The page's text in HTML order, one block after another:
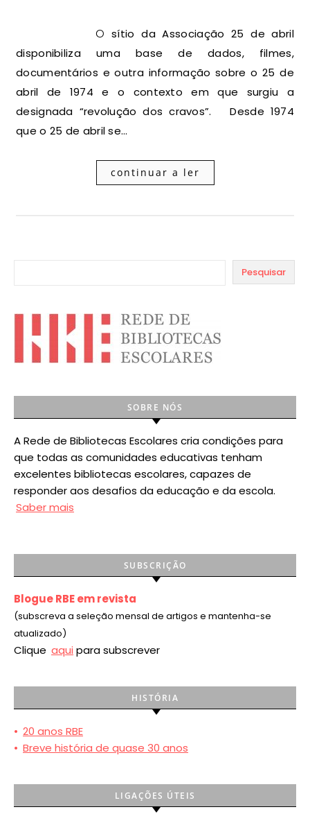
O sítio da Associação 25 de abril
disponibiliza uma base de dados, filmes,
documentários e outra informação sobre o 25 de
abril de 1974 e o contexto em que surgiu a
designada “revolução dos cravos”. Desde 1974
que o 25 de abril se…
continuar a ler
Pesquisar
SOBRE NÓS
A Rede de Bibliotecas Escolares cria condições para
que todas as comunidades educativas tenham
excelentes bibliotecas escolares, capazes de
responder aos desafios da educação e da escola.
Saber mais
SUBSCRIÇÃO
Blogue RBE em revista
(subscreva a seleção mensal de artigos e mantenha-se
atualizado)
Clique aqui para subscrever
HISTÓRIA
• 20 anos RBE
• Breve história de quase 30 anos
LIGAÇÕES ÚTEIS